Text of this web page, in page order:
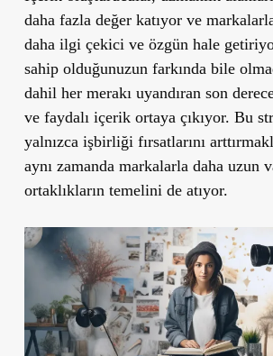
daha fazla değer katıyor ve
daha ilgi çekici ve özgün hale
sahip olduğunuzun farkında bile
dahil her merakı uyandıran son
ve faydalı içerik ortaya çıkıyor. Bu
yalnızca işbirliği fırsatlarını
aynı zamanda markalarla daha uzun
ortaklıkların temelini de atıyor.